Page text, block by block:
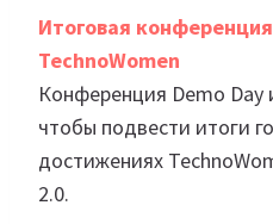
Итоговая
TechnoWomen
Конференция Demo Day
чтобы подвести итоги
достижениях
2.0.